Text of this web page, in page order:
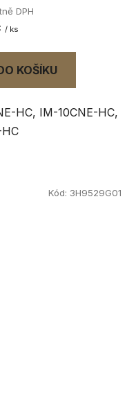
DPH
/ ks
KOŠÍKU
HC, IM-10CNE-HC,
Kód: 3H9529G01